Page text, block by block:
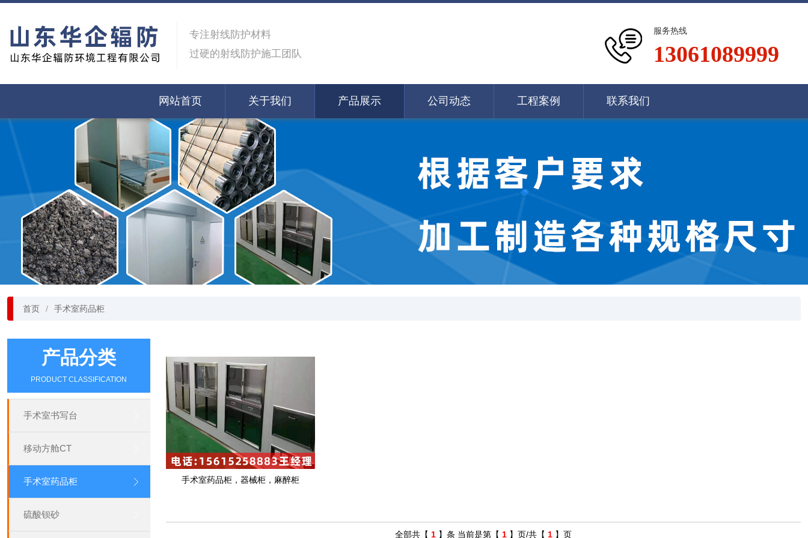
专注射线防护材料
过硬的射线防护施工团队
服务热线
13061089999
网站首页 关于我们 产品展示 公司动态 工程案例 联系我们
首页 手术室药品柜
产品分类
PRODUCT CLASSIFICATION
手术室书写台
移动方舱CT
手术室药品柜
硫酸钡砂
手术室药品柜，器械柜，麻醉柜
全部共【 1 】条 当前是第【 1 】页/共【 1 】页